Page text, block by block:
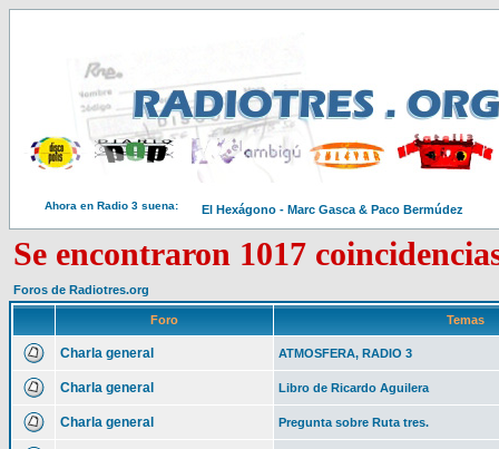
Ahora en Radio 3 suena: El Hexágono - Marc Gasca & Paco Bermúdez
Se encontraron 1017
Foros de Radiotres.org
Foro Temas
Charla general ATMOSFERA, RADIO 3
Charla general Libro de Ricardo Aguilera
Charla general Pregunta sobre Ruta tres.